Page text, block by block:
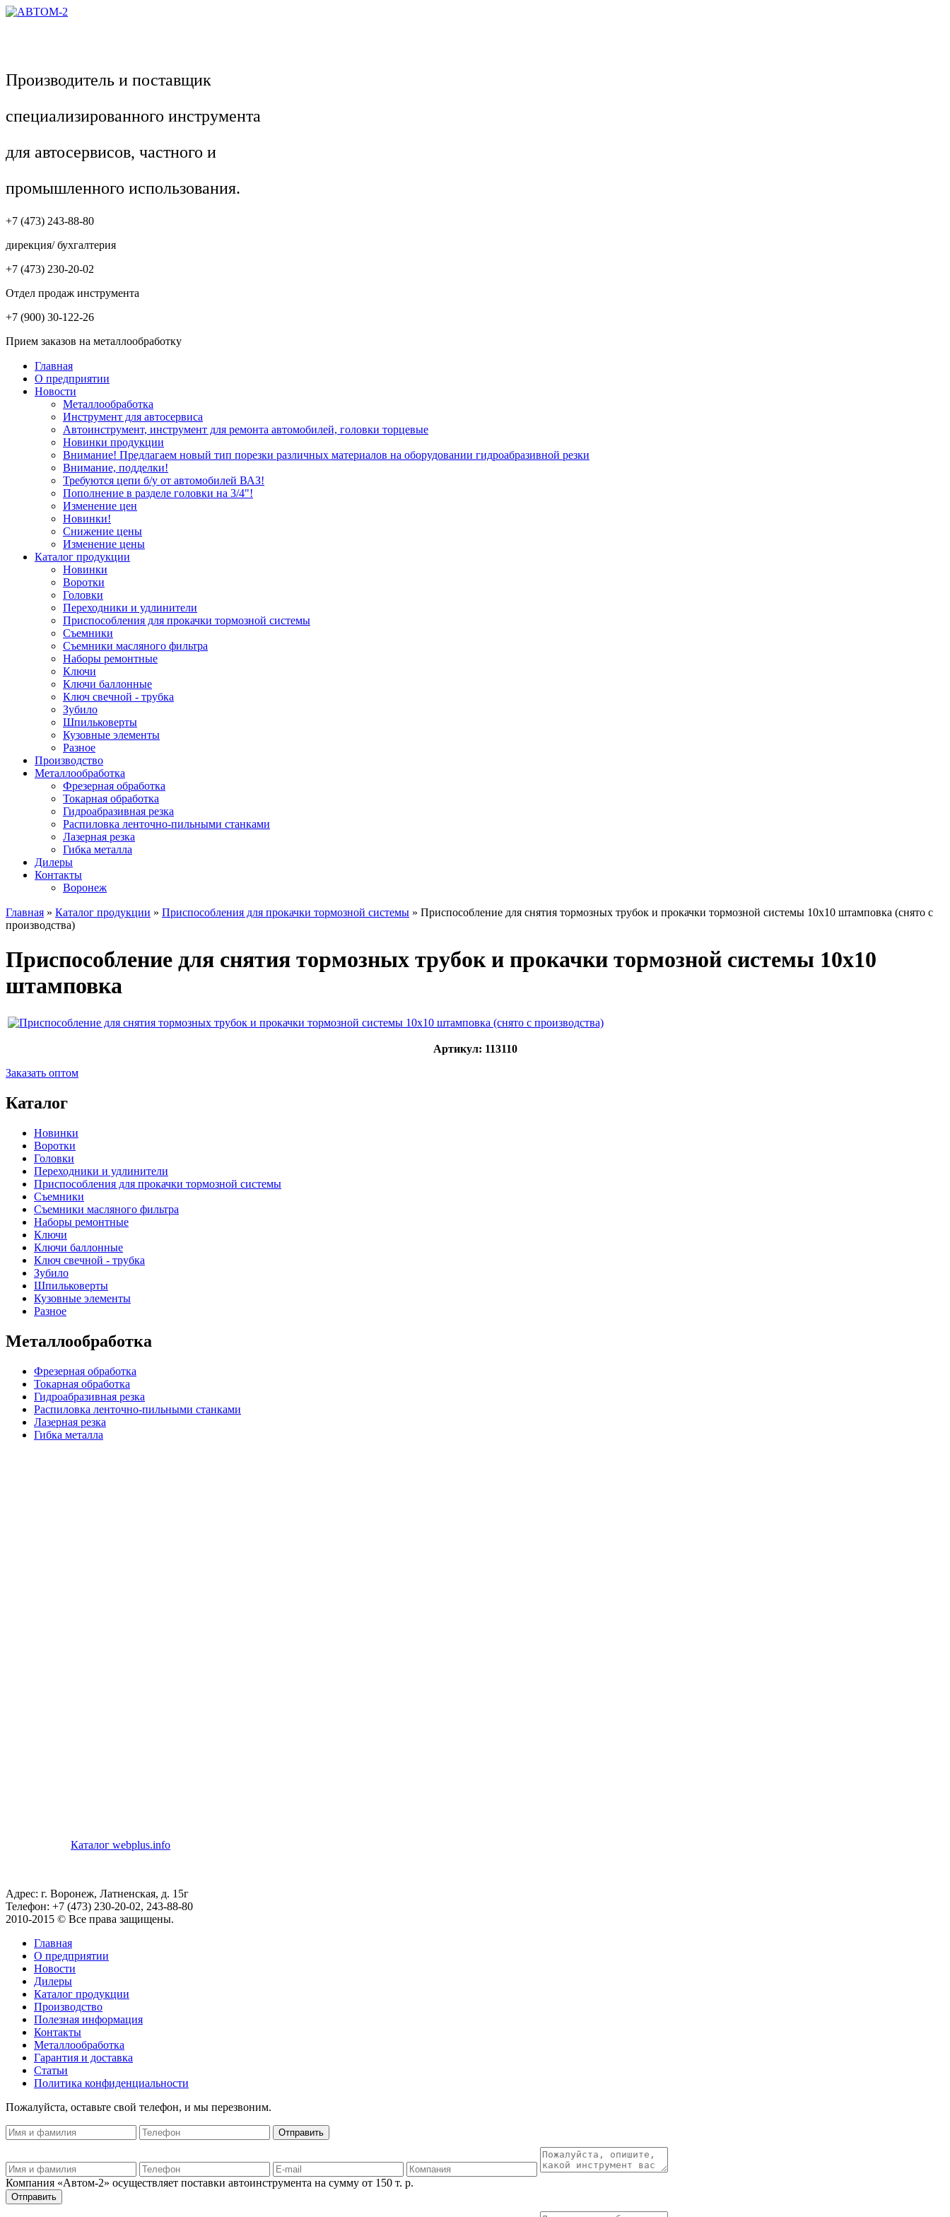
Производитель и поставщик
специализированного инструмента
для автосервисов, частного и
промышленного использования.
+7 (473) 243-88-80
дирекция/ бухгалтерия
+7 (473) 230-20-02
Отдел продаж инструмента
+7 (900) 30-122-26
Прием заказов на металлообработку
Главная
О предприятии
Новости
Металлообработка
Инструмент для автосервиса
Автоинструмент, инструмент для ремонта автомобилей, головки торцевые
Новинки продукции
Внимание! Предлагаем новый тип порезки различных материалов на оборудовании гидроабразивной резки
Внимание, подделки!
Требуются цепи б/у от автомобилей ВАЗ!
Пополнение в разделе головки на 3/4"!
Изменение цен
Новинки!
Снижение цены
Изменение цены
Каталог продукции
Новинки
Воротки
Головки
Переходники и удлинители
Приспособления для прокачки тормозной системы
Съемники
Съемники масляного фильтра
Наборы ремонтные
Ключи
Ключи баллонные
Ключ свечной - трубка
Зубило
Шпильковерты
Кузовные элементы
Разное
Производство
Металлообработка
Фрезерная обработка
Токарная обработка
Гидроабразивная резка
Распиловка ленточно-пильными станками
Лазерная резка
Гибка металла
Дилеры
Контакты
Воронеж
Главная » Каталог продукции » Приспособления для прокачки тормозной системы » Приспособление для снятия тормозных трубок и прокачки тормозной системы 10х10 штамповка (снято с
производства)
Приспособление для снятия тормозных трубок и прокачки тормозной системы 10х10
штамповка
Артикул: 113110
Заказать оптом
Каталог
Новинки
Воротки
Головки
Переходники и удлинители
Приспособления для прокачки тормозной системы
Съемники
Съемники масляного фильтра
Наборы ремонтные
Ключи
Ключи баллонные
Ключ свечной - трубка
Зубило
Шпильковерты
Кузовные элементы
Разное
Металлообработка
Фрезерная обработка
Токарная обработка
Гидроабразивная резка
Распиловка ленточно-пильными станками
Лазерная резка
Гибка металла
Каталог webplus.info
Адрес: г. Воронеж, Латненская, д. 15г
Телефон: +7 (473) 230-20-02, 243-88-80
2010-2015 © Все права защищены.
Главная
О предприятии
Новости
Дилеры
Каталог продукции
Производство
Полезная информация
Контакты
Металлообработка
Гарантия и доставка
Статьи
Политика конфиденциальности
Пожалуйста, оставьте свой телефон, и мы перезвоним.
Компания «Автом-2» осуществляет поставки автоинструмента на сумму от 150 т. р.